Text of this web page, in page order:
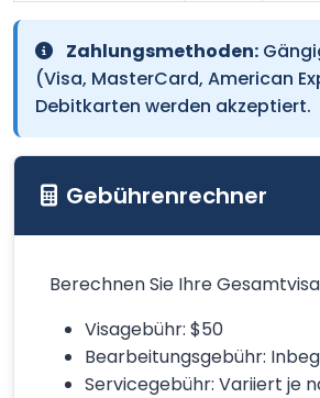
Zahlungsmethoden:
(Visa, MasterCard, American
Debitkarten werden akzeptiert.
Gebührenrechner
Berechnen Sie Ihre
Visagebühr: $50
Bearbeitungsgebühr:
Servicegebühr: Variiert je